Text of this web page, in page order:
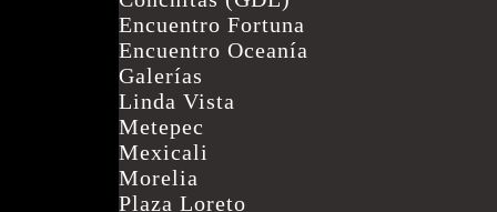
Encuentro Fortuna
Encuentro Oceanía
Galerías
Linda Vista
Metepec
Mexicali
Morelia
Plaza Loreto
CERCANA
¡HAZ CLICK AQUÍ!
MÁS DE 100